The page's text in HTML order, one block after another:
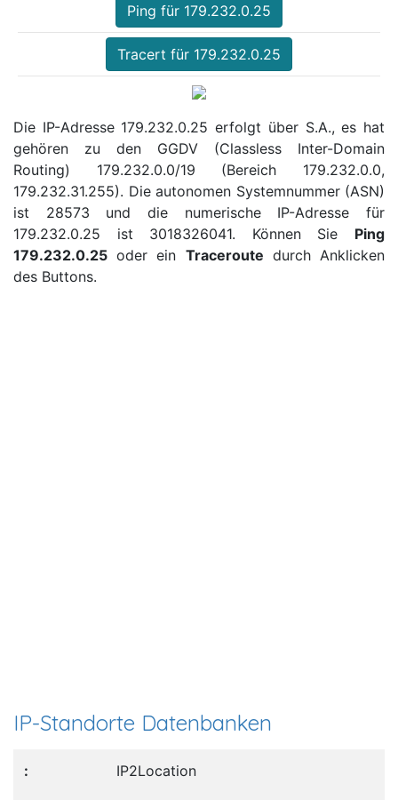
Ping für 179.232.0.25
Tracert für 179.232.0.25
Die IP-Adresse 179.232.0.25 erfolgt über S.A., es hat
gehören zu den GGDV (Classless Inter-Domain
Routing) 179.232.0.0/19 (Bereich 179.232.0.0,
179.232.31.255). Die autonomen Systemnummer (ASN)
ist 28573 und die numerische IP-Adresse für
179.232.0.25 ist 3018326041. Können Sie Ping
179.232.0.25 oder ein Traceroute durch Anklicken
des Buttons.
IP-Standorte Datenbanken
IP2Location